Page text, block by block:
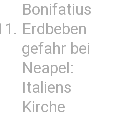
Bonifatius
Erdbeben
gefahr bei
Neapel:
Italiens
Kirche